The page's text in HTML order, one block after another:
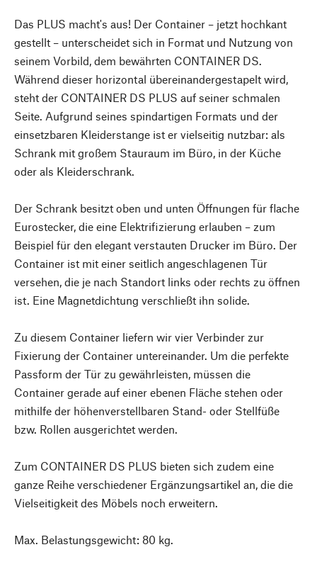
Das PLUS macht's aus! Der Container – jetzt hochkant
gestellt – unterscheidet sich in Format und Nutzung von
seinem Vorbild, dem bewährten CONTAINER DS.
Während dieser horizontal übereinandergestapelt wird,
steht der CONTAINER DS PLUS auf seiner schmalen
Seite. Aufgrund seines spindartigen Formats und der
einsetzbaren Kleiderstange ist er vielseitig nutzbar: als
Schrank mit großem Stauraum im Büro, in der Küche
oder als Kleiderschrank.
Der Schrank besitzt oben und unten Öffnungen für flache
Eurostecker, die eine Elektrifizierung erlauben – zum
Beispiel für den elegant verstauten Drucker im Büro. Der
Container ist mit einer seitlich angeschlagenen Tür
versehen, die je nach Standort links oder rechts zu öffnen
ist. Eine Magnetdichtung verschließt ihn solide.
Zu diesem Container liefern wir vier Verbinder zur
Fixierung der Container untereinander. Um die perfekte
Passform der Tür zu gewährleisten, müssen die
Container gerade auf einer ebenen Fläche stehen oder
mithilfe der höhenverstellbaren Stand- oder Stellfüße
bzw. Rollen ausgerichtet werden.
Zum CONTAINER DS PLUS bieten sich zudem eine
ganze Reihe verschiedener Ergänzungsartikel an, die die
Vielseitigkeit des Möbels noch erweitern.
Max. Belastungsgewicht: 80 kg.